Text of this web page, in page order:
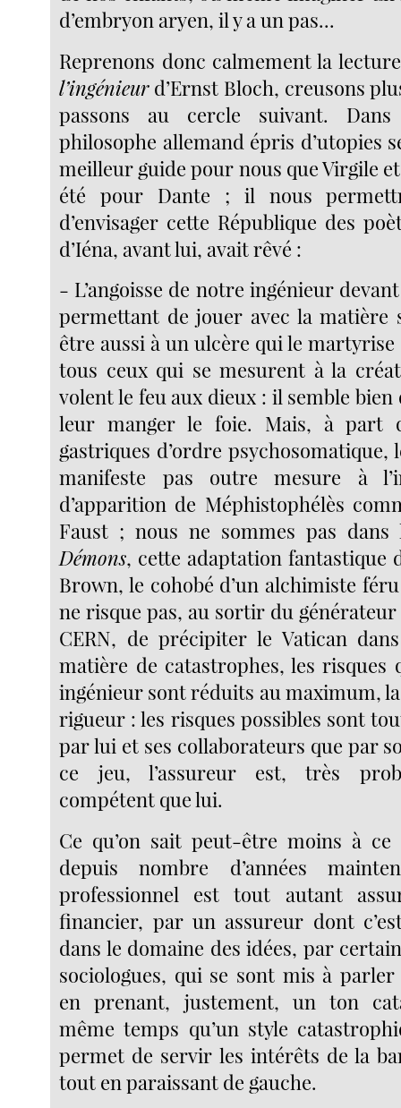
d’embryon aryen, il y a un pas...
Reprenons donc calmement la
l’ingénieurd’Ernst Bloch, creusons
passons au cercle suivant.
philosophe allemand épris d’utopies
meilleur guide pour nous que Virgile
été pour Dante ; il nous
d’envisager cette République des
d’Iéna, avant lui, avait rêvé :
- L’angoisse de notre ingénieur
permettant de jouer avec la matière
être aussi à un ulcère qui le martyrise
tous ceux qui se mesurent à la
volent le feu aux dieux : il semble bien
leur manger le foie. Mais, à part
gastriques d’ordre psychosomatique,
manifeste pas outre mesure à
d’apparition de Méphistophélès
Faust ; nous ne sommes pas
Démons, cette adaptation fantastique
Brown, le cohobé d’un alchimiste
ne risque pas, au sortir du
CERN, de précipiter le Vatican
matière de catastrophes, les risques
ingénieur sont réduits au maximum,
rigueur : les risques possibles sont
par lui et ses collaborateurs que par
ce jeu, l’assureur est, très
compétent que lui.
Ce qu’on sait peut-être moins à ce
depuis nombre d’années
professionnel est tout autant
financier, par un assureur dont
dans le domaine des idées, par
sociologues, qui se sont mis à
en prenant, justement, un ton
même temps qu’un style
permet de servir les intérêts de la
tout en paraissant de gauche.